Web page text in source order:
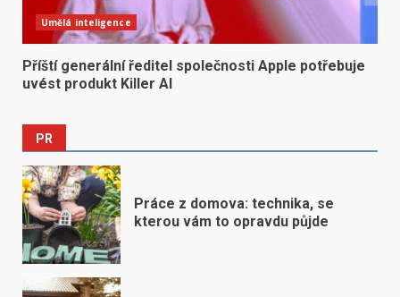
Umělá inteligence
Příští generální ředitel společnosti Apple potřebuje
uvést produkt Killer AI
PR
Práce z domova: technika, se
kterou vám to opravdu půjde